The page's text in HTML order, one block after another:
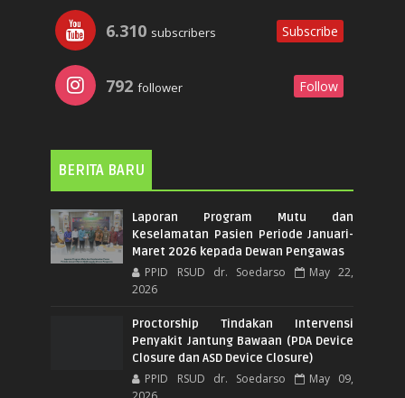
6.310 subscribers Subscribe
792 follower Follow
BERITA BARU
Laporan Program Mutu dan
Keselamatan Pasien Periode Januari-
Maret 2026 kepada Dewan Pengawas
PPID RSUD dr. Soedarso
May 22,
2026
Proctorship Tindakan Intervensi
Penyakit Jantung Bawaan (PDA Device
Closure dan ASD Device Closure)
PPID RSUD dr. Soedarso
May 09,